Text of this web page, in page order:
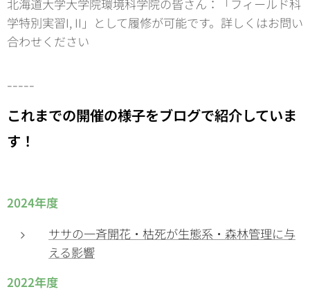
北海道大学大学院環境科学院の皆さん：「フィールド科
学特別実習I, II」として履修が可能です。詳しくはお問い
合わせください
-----
これまでの開催の様子をブログで紹介していま
す！
2024年度
ササの一斉開花・枯死が生態系・森林管理に与
える影響
2022年度